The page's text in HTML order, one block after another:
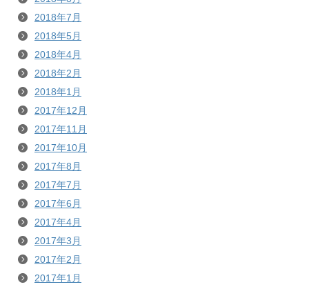
2018年7月
2018年5月
2018年4月
2018年2月
2018年1月
2017年12月
2017年11月
2017年10月
2017年8月
2017年7月
2017年6月
2017年4月
2017年3月
2017年2月
2017年1月